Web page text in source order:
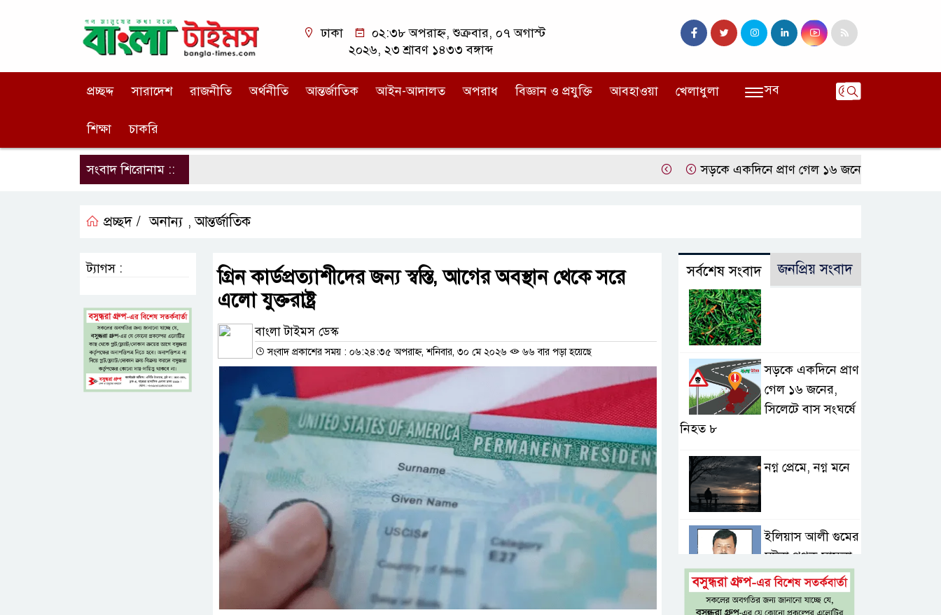
ঢাকা
০২:৩৮ অপরাহ্ন, শুক্রবার, ০৭ অগাস্ট
২০২৬, ২৩ শ্রাবণ ১৪৩৩ বঙ্গাব্দ
প্রচ্ছদ্দ সারাদেশ রাজনীতি অর্থনীতি আন্তর্জাতিক আইন-আদালত অপরাধ বিজ্ঞান ও প্রযুক্তি আবহাওয়া খেলাধুলা
শিক্ষা চাকরি
সব
সংবাদ শিরোনাম :: সড়কে একদিনে প্রাণ গেল ১৬ জনের, সিলেটে বাস সংঘর্ষে
প্রচ্ছদ / অনান্য ,আন্তর্জাতিক
গ্রিন কার্ডপ্রত্যাশীদের জন্য স্বস্তি, আগের অবস্থান থেকে সরে
এলো যুক্তরাষ্ট্র
বাংলা টাইমস ডেস্ক
সংবাদ প্রকাশের সময় : ০৬:২৪:৩৫ অপরাহ্ন, শনিবার, ৩০ মে ২০২৬ ৬৬ বার পড়া হয়েছে
ট্যাগস : সর্বশেষ সংবাদ জনপ্রিয় সংবাদ
সড়কে একদিনে প্রাণ
গেল ১৬ জনের,
সিলেটে বাস সংঘর্ষে
নিহত ৮
নগ্ন প্রেমে, নগ্ন মনে
ইলিয়াস আলী গুমের
ঘটনা পৃথক মামলা
হিসেবে তদন্তের
সিদ্ধান্ত ট্রাইব্যুনালের